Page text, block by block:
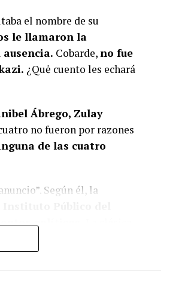
el nombre de su
le llamaron la
Cobarde,no fue
¿Quė cuento les echará
Ábrego, Zulay
no fueron por razones
de las cuatro
Según él, la
políticos.
solución para